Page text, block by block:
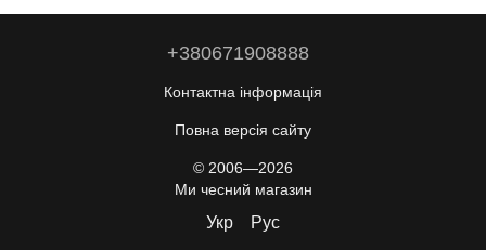
+380671908888
Контактна інформація
Повна версія сайту
© 2006—2026
Ми чесний магазин
Укр Рус